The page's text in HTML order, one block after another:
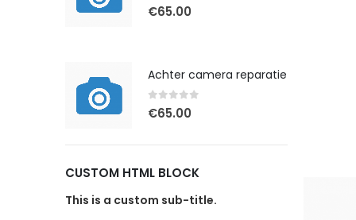
0out of 5
€65.00
Achter camera reparatie
0out of 5
€65.00
CUSTOM HTML BLOCK
This is a custom sub-title.